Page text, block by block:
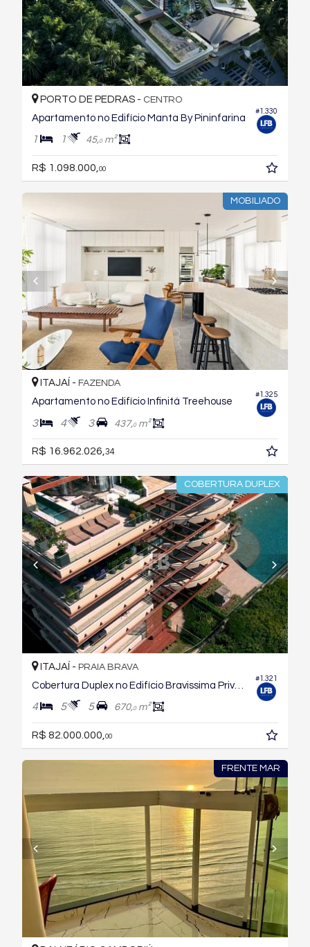
#1.330
PORTO DE PEDRAS - CENTRO
Apartamento no Edifício Manta By Pininfarina
1 1 45,0m²
R$ 1.098.000, 00
MOBILIADO
#1.325
ITAJAÍ - FAZENDA
Apartamento no Edifício Infinitá Treehouse
3 4 3 437,0m²
R$ 16.962.026,34
COBERTURA DUPLEX
#1.321
ITAJAÍ - PRAIA BRAVA
Cobertura Duplex no Edifício Bravissima Private Residence
4 5 5 670,0m²
R$ 82.000.000, 00
FRENTE MAR